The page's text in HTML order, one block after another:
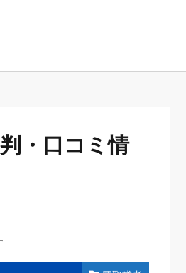
・口コミ情